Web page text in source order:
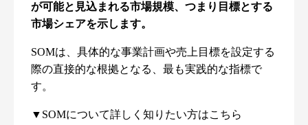
が可能と見込まれる市場規模、つまり目標とする
市場シェアを示します。
SOMは、具体的な事業計画や売上目標を設定する
際の直接的な根拠となる、最も実践的な指標で
す。
▼SOMについて詳しく知りたい方はこちら